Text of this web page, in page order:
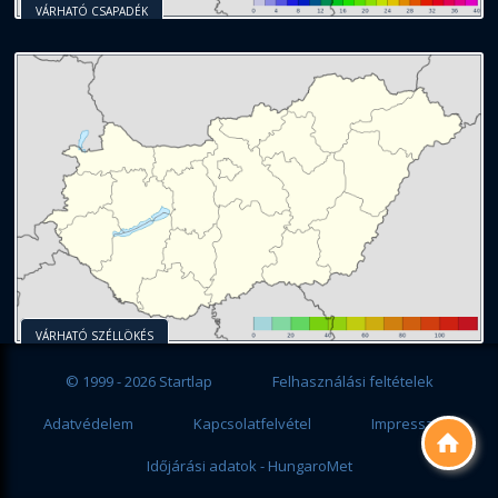

VÁRHATÓ CSAPADÉK
VÁRHATÓ SZÉLLÖKÉS
© 1999 - 2026 Startlap Felhasználási feltételek
Adatvédelem Kapcsolatfelvétel Impresszum
Időjárási adatok - HungaroMet